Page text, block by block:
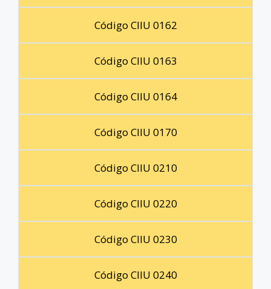
Código CIIU 0162
Código CIIU 0163
Código CIIU 0164
Código CIIU 0170
Código CIIU 0210
Código CIIU 0220
Código CIIU 0230
Código CIIU 0240